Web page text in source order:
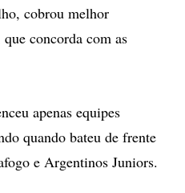
cobrou melhor
concorda com as
apenas equipes
quando bateu de frente
e Argentinos Juniors.